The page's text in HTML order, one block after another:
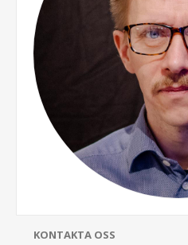
KONTAKTA OSS